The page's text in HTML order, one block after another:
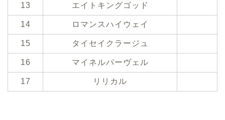
13 エイトキングゴッド
14 ロマンスハイウェイ
15 タイセイクラージュ
16 マイネルパーヴェル
17 リリカル